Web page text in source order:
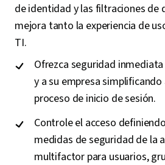
de identidad y las filtraciones de
mejora tanto la experiencia de
TI.
Ofrezca seguridad
y a su empresa
proceso de inicio de sesión.
Controle el acceso
medidas de seguridad de la
multifactor para usuarios,